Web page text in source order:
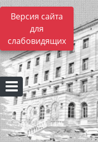
Версия сайта
для
слабовидящих